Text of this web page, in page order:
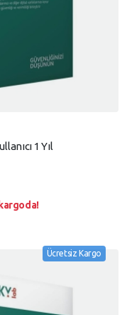
1 Yıl
Ücretsiz Kargo